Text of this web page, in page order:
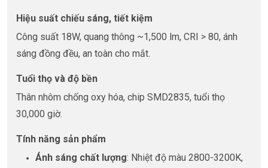
Hiệu suất chiếu sáng, tiết kiệm
Công suất 18W, quang thông ~1,500 lm, CRI > 80, ánh
sáng đồng đều, an toàn cho mắt.
Tuổi thọ và độ bền
Thân nhôm chống oxy hóa, chip SMD2835, tuổi thọ
30,000 giờ.
Tính năng sản phẩm
Ánh sáng chất lượng: Nhiệt độ màu 2800-3200K,